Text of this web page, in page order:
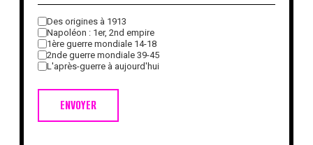
ENVOYER
Des origines à 1913
Napoléon : 1er, 2nd empire
1ère guerre mondiale 14-18
2nde guerre mondiale 39-45
L'après-guerre à aujourd'hui